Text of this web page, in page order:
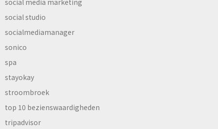
social media marketing
social studio
socialmediamanager
sonico
spa
stayokay
stroombroek
top 10 bezienswaardigheden
tripadvisor